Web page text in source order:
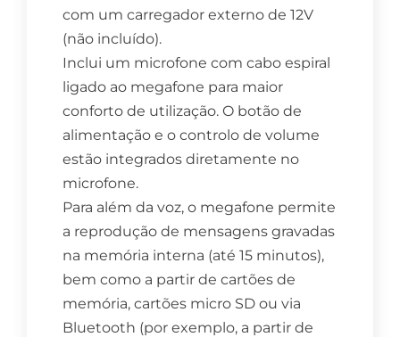
com um carregador externo de 12V
(não incluído).
Inclui um microfone com cabo espiral
ligado ao megafone para maior
conforto de utilização. O botão de
alimentação e o controlo de volume
estão integrados diretamente no
microfone.
Para além da voz, o megafone permite
a reprodução de mensagens gravadas
na memória interna (até 15 minutos),
bem como a partir de cartões de
memória, cartões micro SD ou via
Bluetooth (por exemplo, a partir de